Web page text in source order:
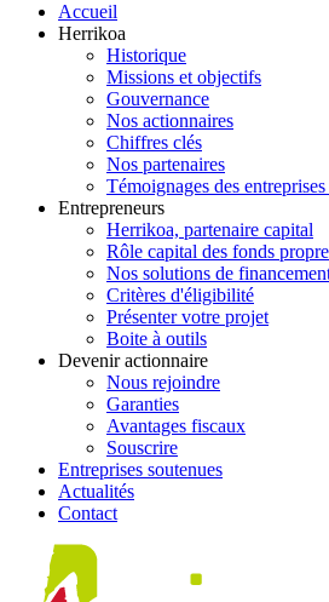
Accueil
Herrikoa
Historique
Missions et objectifs
Gouvernance
Nos actionnaires
Chiffres clés
Nos partenaires
Témoignages des
Entrepreneurs
Herrikoa, partenaire capital
Rôle capital des fonds
Nos solutions de
Critères d'éligibilité
Présenter votre projet
Boite à outils
Devenir actionnaire
Nous rejoindre
Garanties
Avantages fiscaux
Souscrire
Entreprises soutenues
Actualités
Contact